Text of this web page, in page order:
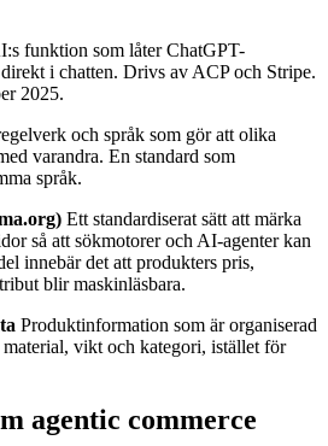
funktion som låter ChatGPT-
i chatten. Drivs av ACP och Stripe.
2025.
och språk som gör att olika
varandra. En standard som
språk.
Ett standardiserat sätt att märka
så att sökmotorer och AI-agenter kan
innebär det att produkters pris,
blir maskinläsbara.
Produktinformation som är organiserad
vikt och kategori, istället för
agentic commerce